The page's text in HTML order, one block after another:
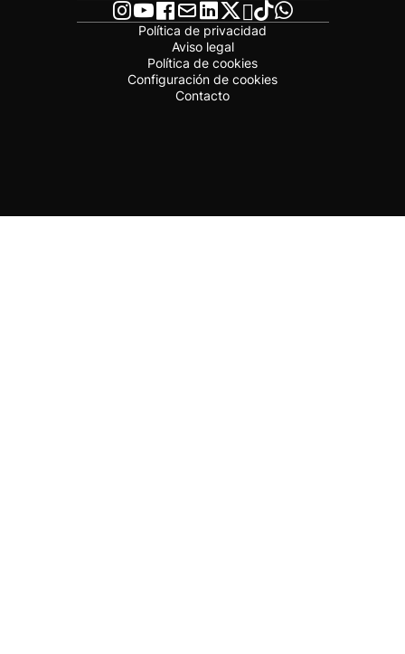
Política de privacidad
Aviso legal
Política de cookies
Configuración de cookies
Contacto